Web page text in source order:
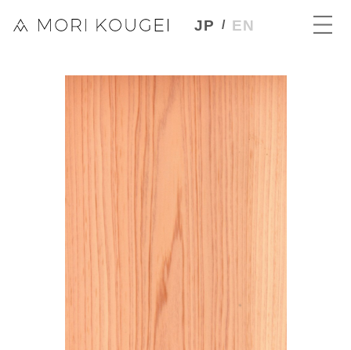
JP EN